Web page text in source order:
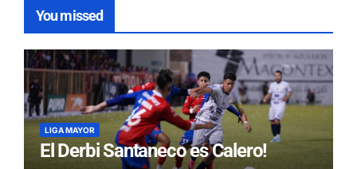
You missed
LIGA MAYOR
El Derbi Santaneco es Calero!